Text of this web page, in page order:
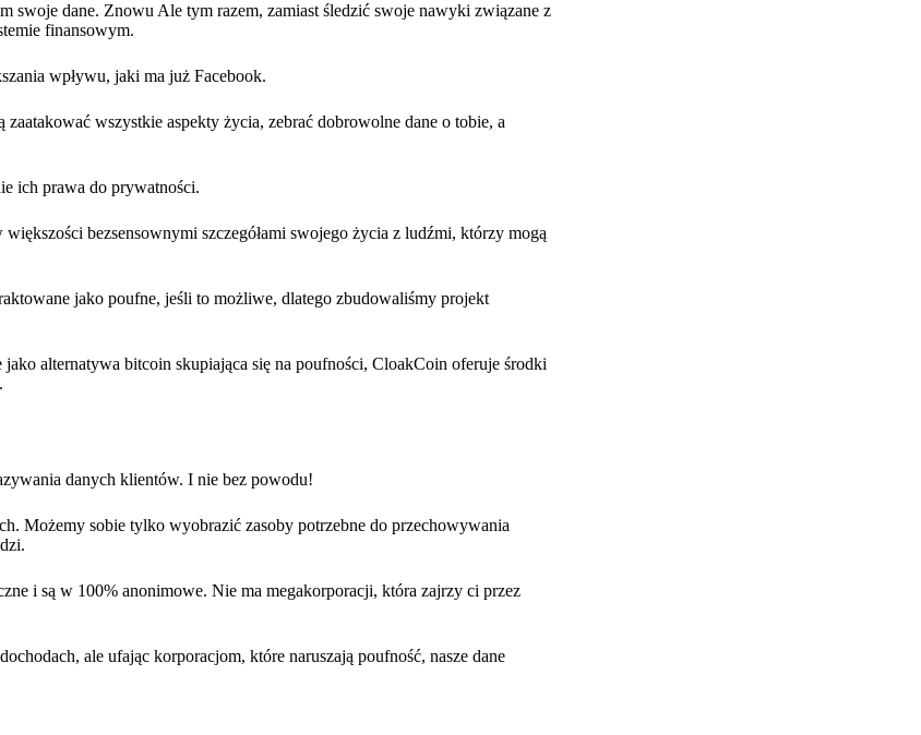
dane. Znowu Ale tym razem, zamiast śledzić swoje nawyki związane z
finansowym.
wpływu, jaki ma już Facebook.
wszystkie aspekty życia, zebrać dobrowolne dane o tobie, a
ich prawa do prywatności.
bezsensownymi szczegółami swojego życia z ludźmi, którzy mogą
jako poufne, jeśli to możliwe, dlatego zbudowaliśmy projekt
alternatywa bitcoin skupiająca się na poufności, CloakCoin oferuje środki
danych klientów. I nie bez powodu!
Możemy sobie tylko wyobrazić zasoby potrzebne do przechowywania
i są w 100% anonimowe. Nie ma megakorporacji, która zajrzy ci przez
ale ufając korporacjom, które naruszają poufność, nasze dane